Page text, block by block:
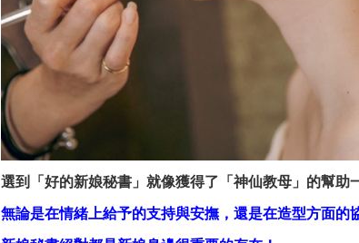
選到「好的新娘秘書」就像獲得了「神仙教母」的幫助
無論是在情緒上給予的支持與安撫，還是在造型方面的